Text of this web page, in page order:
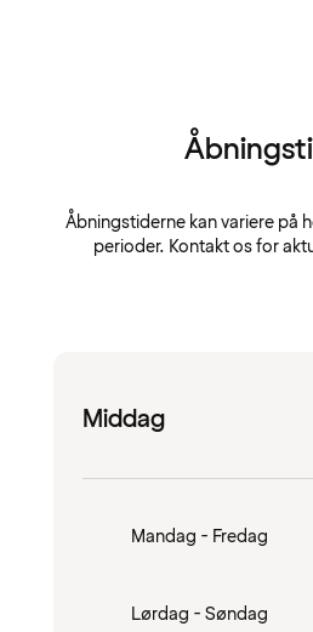
Åbningstiderne kan variere på
perioder. Kontakt os for
Middag
Mandag - Fredag
Lørdag - Søndag